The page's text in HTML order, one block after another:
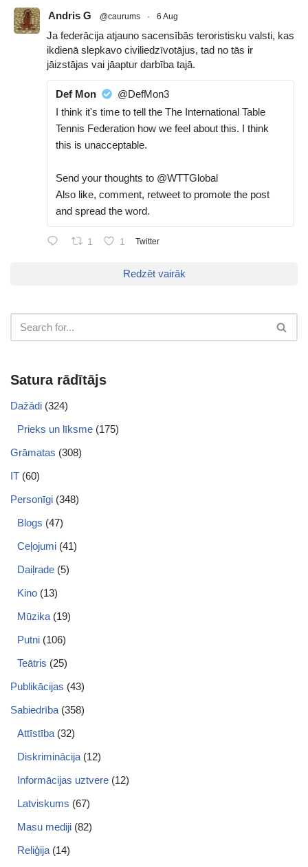
Andris G @caurums · 6 Aug
Ja federācija atjauno sacensībās teroristisku valsti, kas
ikdienā slepkavo civiliedzīvotājus, tad no tās ir
jāizstājas vai jāaptur darbība tajā.
Def Mon
@DefMon3
I think it's time to tell the The International Table
Tennis Federation how we feel about this. I think
this is unacceptable.
Send your thoughts to @WTTGlobal
Also like, comment, retweet to promote the post
and spread the word.
1 1 Twitter
Redzēt vairāk
Satura rādītājs
Dažādi (324)
Prieks un līksme (175)
Grāmatas (308)
IT (60)
Personīgi (348)
Blogs (47)
Ceļojumi (41)
Daiļrade (5)
Kino (13)
Mūzika (19)
Putni (106)
Teātris (25)
Publikācijas (43)
Sabiedrība (358)
Attīstība (32)
Diskriminācija (12)
Informācijas uztvere (12)
Latviskums (67)
Masu mediji (82)
Reliģija (14)